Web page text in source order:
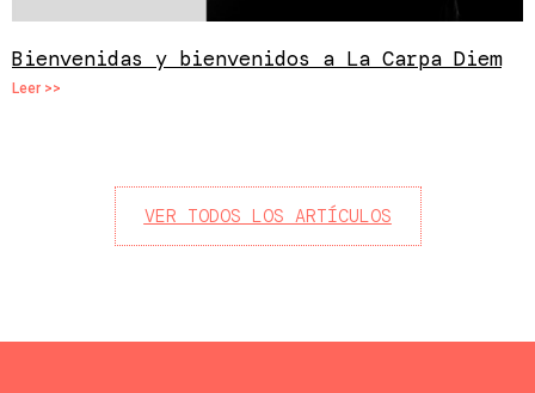
Bienvenidas y bienvenidos a La Carpa Diem
Leer >>
VER TODOS LOS ARTÍCULOS